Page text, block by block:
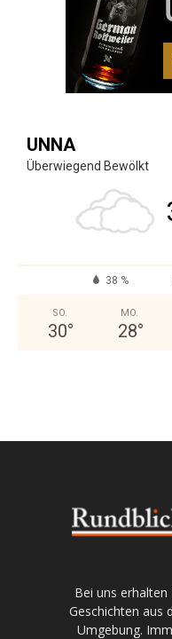
UNNA
Überwiegend Bewölkt
38 %
SO.
30°
MO.
28°
Bei uns erhalten
Geschichten aus
Umgebung.